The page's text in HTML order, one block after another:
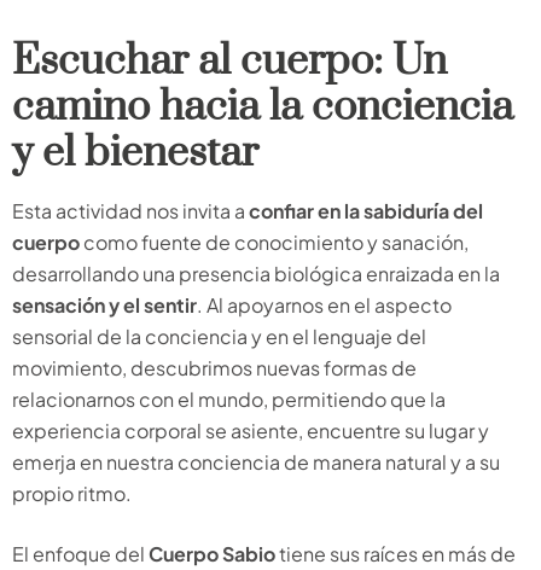
Escuchar al cuerpo: Un
camino hacia la conciencia
y el bienestar
Esta actividad nos invita aconfiar en la sabiduría del
cuerpocomo fuente de conocimiento y sanación,
desarrollando una presencia biológica enraizada en la
sensación y el sentir. Al apoyarnos en el aspecto
sensorial de la conciencia y en el lenguaje del
movimiento, descubrimos nuevas formas de
relacionarnos con el mundo, permitiendo que la
experiencia corporal se asiente, encuentre su lugar y
emerja en nuestra conciencia de manera natural y a su
propio ritmo.
El enfoque delCuerpo Sabiotiene sus raíces en más de